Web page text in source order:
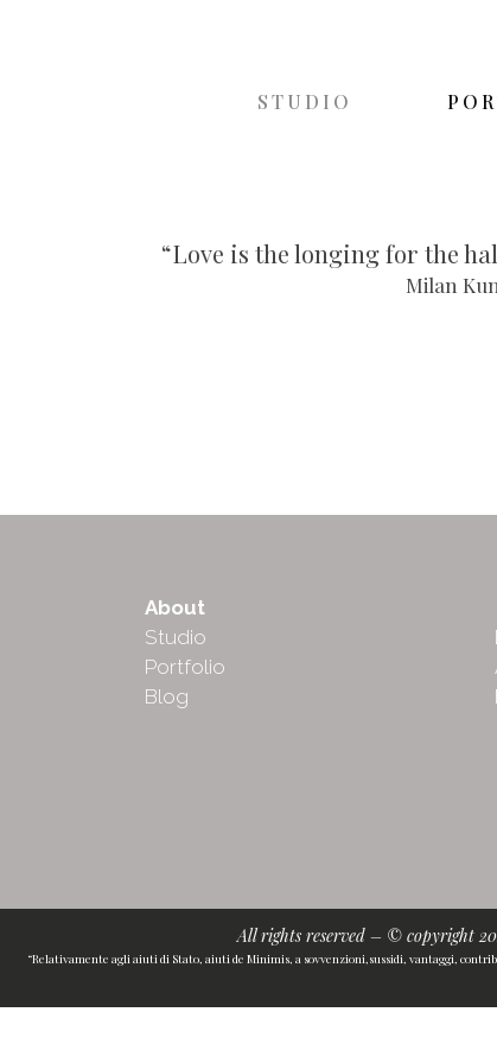
STUDIO
“Love is the longing for the
Milan
About
Studio
Portfolio
Blog
All rights reserved – © copyright
“Relativamente agli aiuti di Stato, aiuti de Minimis, a sovvenzioni,sussidi, vantaggi,